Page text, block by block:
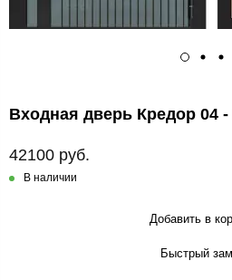
Входная дверь Кредор 04
42100 руб.
В наличии
Добавить в
Быстрый